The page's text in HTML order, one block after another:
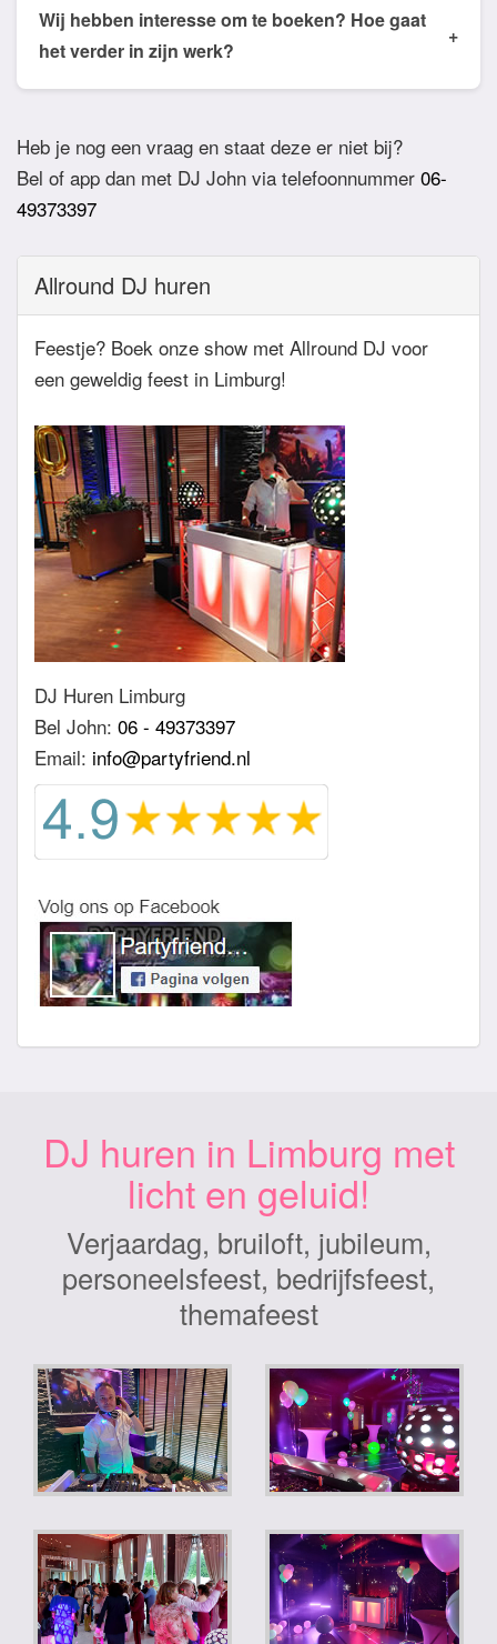
de email of app welke nummers of stijlen jullie niet
willen horen. De DJ houdt daar dan rekening mee.
Wij hebben interesse om te boeken? Hoe gaat
het verder in zijn werk?
+
zodat het feest definitief geboekt is. Wij vragen
overigens geen aanbetaling. Tegen die dat het
feest eraan komt zullen we nog even contact
hebben betreft de muziekwensen en de planning
van de avond. Daarnaast zijn wij altijd bereikbaar
zowel telefonisch, via e-mail of de app.
Heb je nog een vraag en staat deze er niet bij?
Bel of app dan met DJ John via telefoonnummer 06-
49373397
Allround DJ huren
Feestje? Boek onze show met Allround DJ voor
een geweldig feest in Limburg!
DJ Huren Limburg
Bel John: 06 - 49373397
Email: info@partyfriend.nl
DJ huren in Limburg met
licht en geluid!
Verjaardag, bruiloft, jubileum,
personeelsfeest, bedrijfsfeest,
themafeest